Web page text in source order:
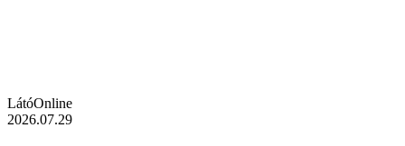
LátóOnline
2026.07.29